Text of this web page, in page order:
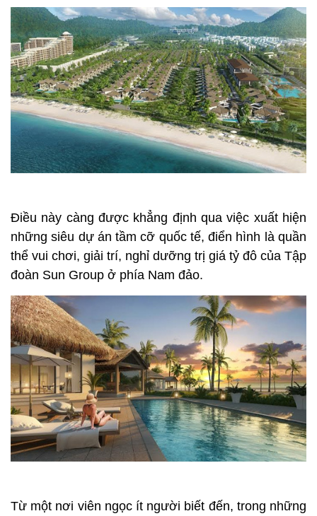
Điều này càng được khẳng định qua việc xuất hiện
những siêu dự án tầm cỡ quốc tế, điển hình là quần
thể vui chơi, giải trí, nghỉ dưỡng trị giá tỷ đô của Tập
đoàn Sun Group ở phía Nam đảo.
Từ một nơi viên ngọc ít người biết đến, trong những